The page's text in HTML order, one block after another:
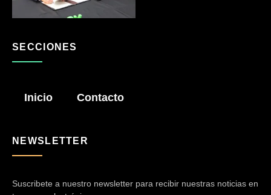
SECCIONES
Inicio Contacto
NEWSLETTER
Suscribete a nuestro newsletter para recibir nuestras noticias en